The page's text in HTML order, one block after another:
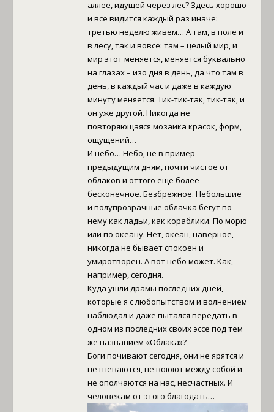
аллее, идущей через лес? Здесь хорошо
и все видится каждый раз иначе:
третью неделю живем… А там, в поле и
в лесу, так и вовсе: там – целый мир, и
мир этот меняется, меняется буквально
на глазах – изо дня в день, да что там в
день, в каждый час и даже в каждую
минуту меняется. Тик-тик-так, тик-так, и
он уже другой. Никогда не
повторяющаяся мозаика красок, форм,
ощущений…
И небо… Небо, не в пример
предыдущим дням, почти чистое от
облаков и оттого еще более
бесконечное. Безбрежное. Небольшие
и полупрозрачные облачка бегут по
нему как ладьи, как кораблики. По морю
или по океану. Нет, океан, наверное,
никогда не бывает спокоен и
умиротворен. А вот небо может. Как,
например, сегодня.
Куда ушли драмы последних дней,
которые я с любопытством и волнением
наблюдал и даже пытался передать в
одном из последних своих эссе под тем
же названием «Облака»?
Боги почивают сегодня, они не ярятся и
не гневаются, не воюют между собой и
не ополчаются на нас, несчастных. И
человекам от этого благодать…